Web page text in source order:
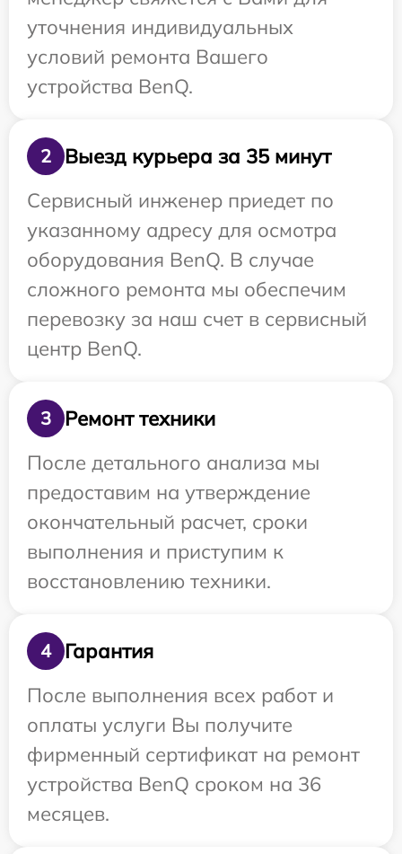
уточнения индивидуальных
условий ремонта Вашего
устройства BenQ.
2
Выезд курьера за 35 минут
Сервисный инженер приедет по
указанному адресу для осмотра
оборудования BenQ. В случае
сложного ремонта мы обеспечим
перевозку за наш счет в сервисный
центр BenQ.
3
Ремонт техники
После детального анализа мы
предоставим на утверждение
окончательный расчет, сроки
выполнения и приступим к
восстановлению техники.
4
Гарантия
После выполнения всех работ и
оплаты услуги Вы получите
фирменный сертификат на ремонт
устройства BenQ сроком на 36
месяцев.